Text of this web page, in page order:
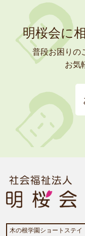
明桜会に
普段お困りの
お気
木の根学園ショートステイ